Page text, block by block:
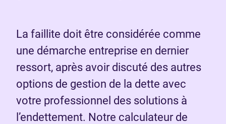
La faillite doit être considérée comme
une démarche entreprise en dernier
ressort, après avoir discuté des autres
options de gestion de la dette avec
votre professionnel des solutions à
l’endettement. Notre calculateur de